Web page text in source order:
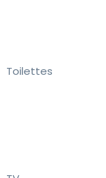
Toilettes